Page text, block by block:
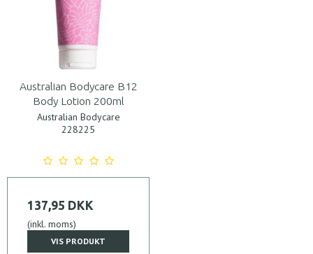
Australian Bodycare B12
Body Lotion 200ml
Australian Bodycare
228225
137,95 DKK
(inkl. moms)
VIS PRODUKT